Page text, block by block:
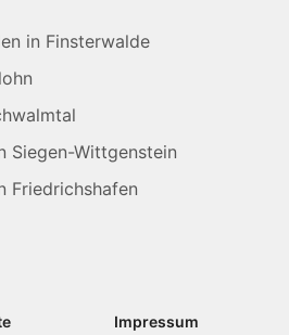
in Finsterwalde
Siegen-Wittgenstein
Friedrichshafen
Impressum